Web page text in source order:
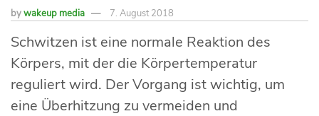
bywakeup media 7. August 2018
Schwitzen ist eine normale Reaktion des
Körpers, mit der die Körpertemperatur
reguliert wird. Der Vorgang ist wichtig, um
eine Überhitzung zu vermeiden und